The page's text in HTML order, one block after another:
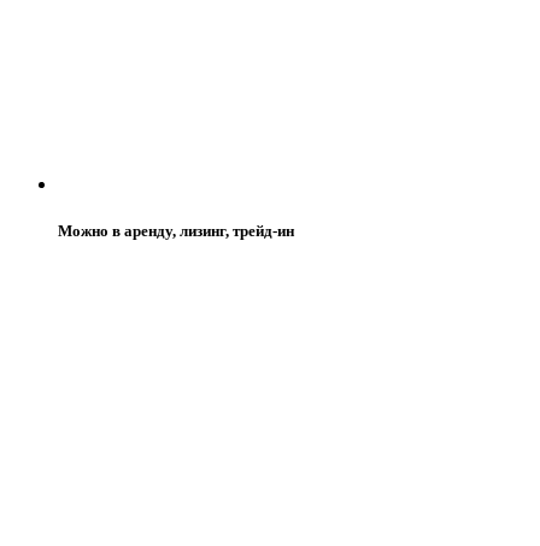
Можно в аренду, лизинг, трейд-ин